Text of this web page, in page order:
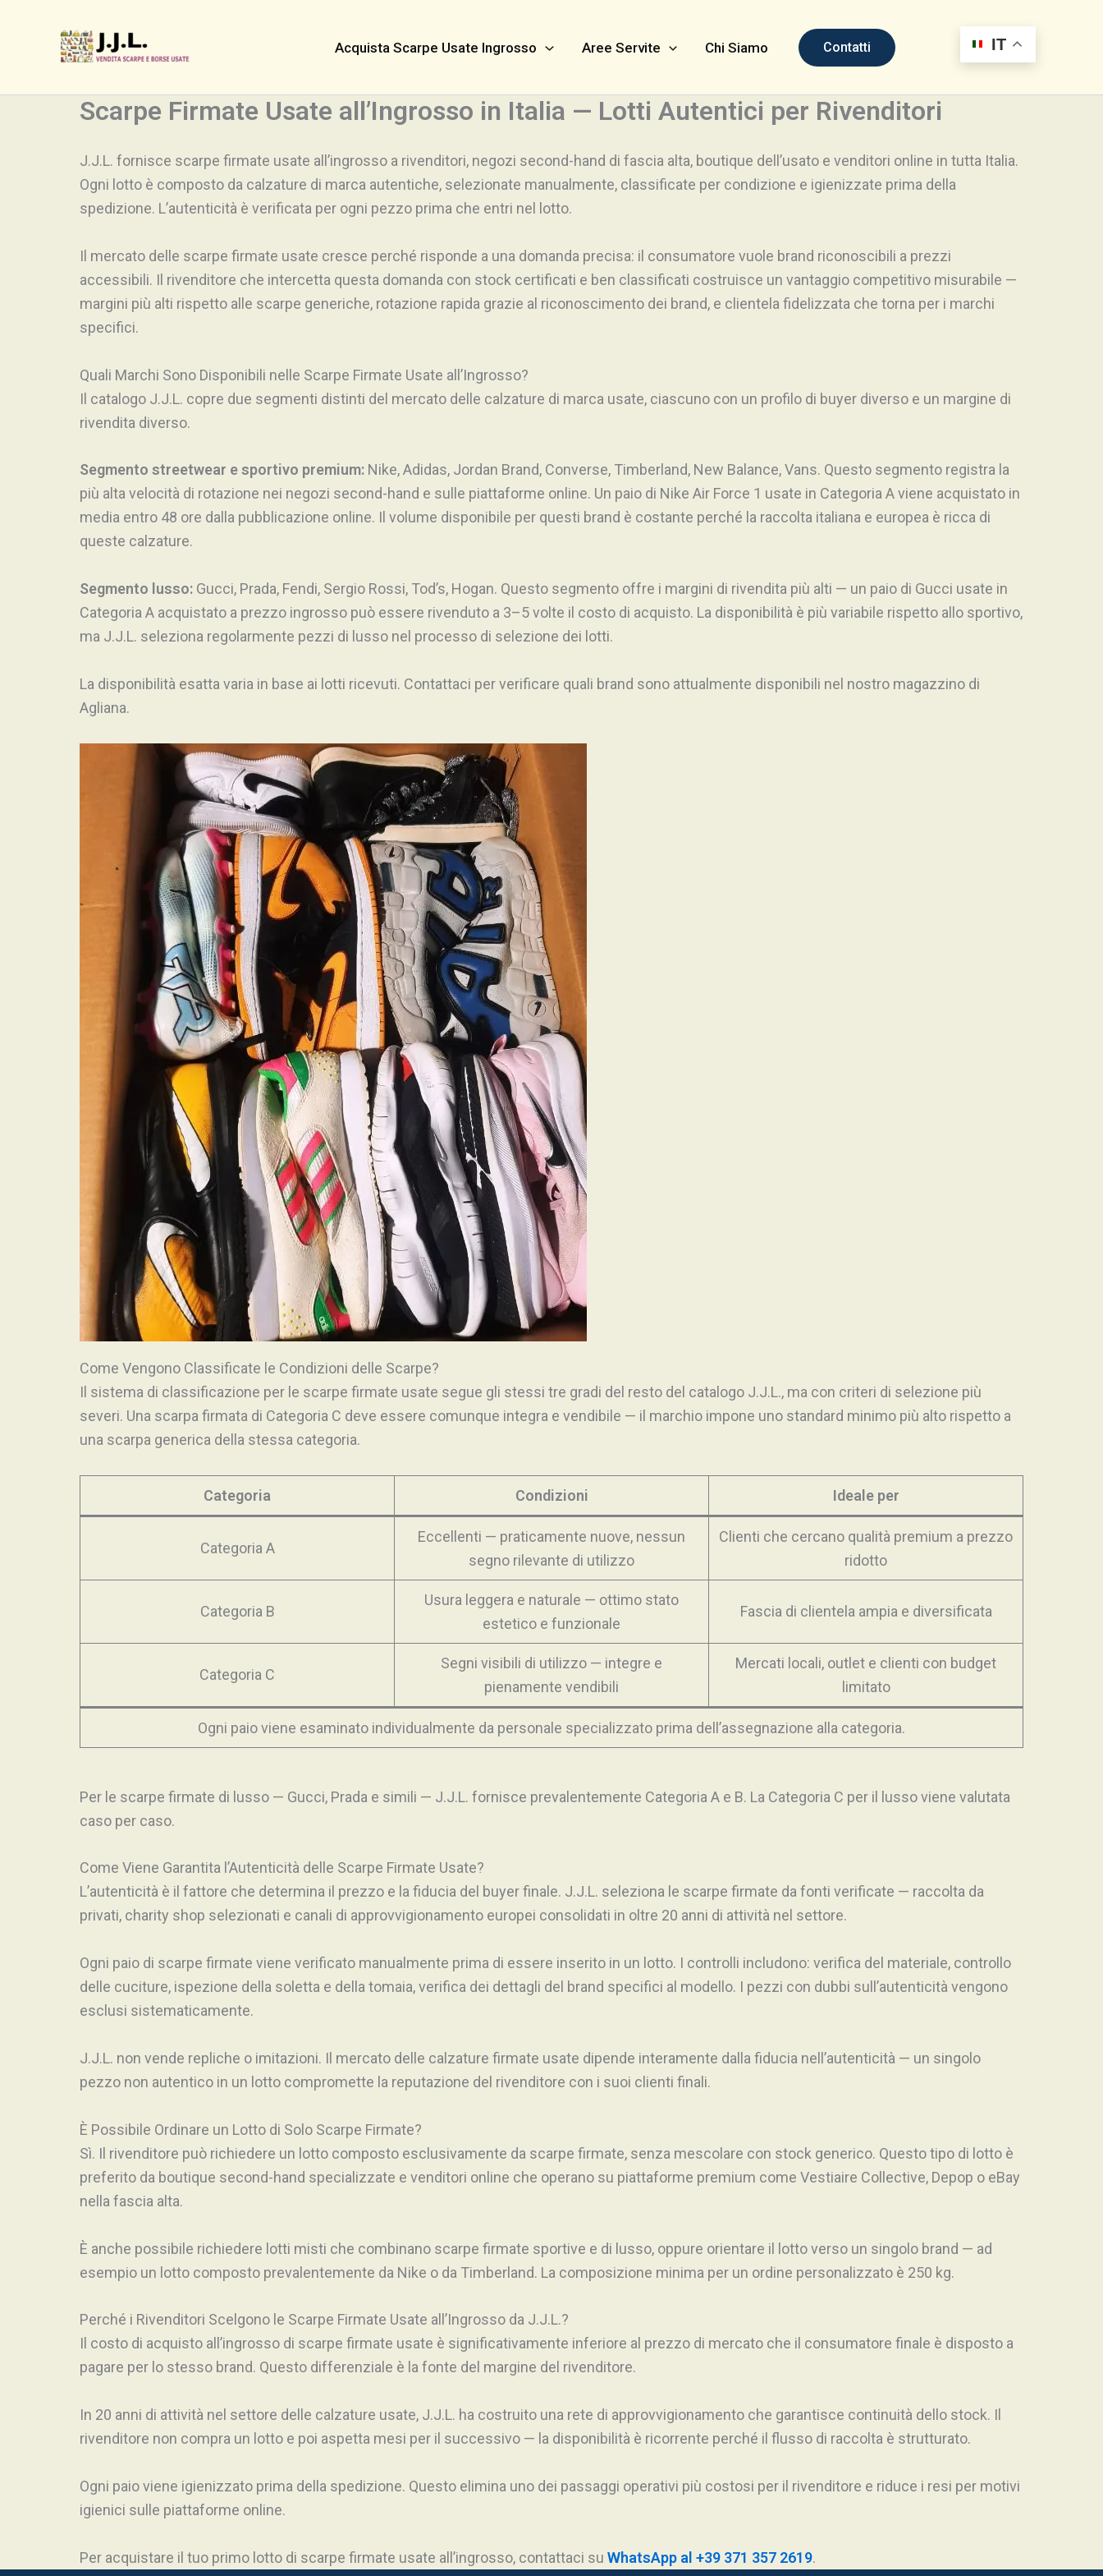
Acquista Scarpe Usate Ingrosso Aree Servite Chi Siamo Contatti IT
Scarpe Firmate Usate all’Ingrosso in Italia — Lotti Autentici per Rivenditori
J.J.L. fornisce scarpe firmate usate all’ingrosso a rivenditori, negozi second-hand di fascia alta, boutique dell’usato e venditori online in tutta Italia.
Ogni lotto è composto da calzature di marca autentiche, selezionate manualmente, classificate per condizione e igienizzate prima della
spedizione. L’autenticità è verificata per ogni pezzo prima che entri nel lotto.
Il mercato delle scarpe firmate usate cresce perché risponde a una domanda precisa: il consumatore vuole brand riconoscibili a prezzi
accessibili. Il rivenditore che intercetta questa domanda con stock certificati e ben classificati costruisce un vantaggio competitivo misurabile —
margini più alti rispetto alle scarpe generiche, rotazione rapida grazie al riconoscimento dei brand, e clientela fidelizzata che torna per i marchi
specifici.
Quali Marchi Sono Disponibili nelle Scarpe Firmate Usate all’Ingrosso?
Il catalogo J.J.L. copre due segmenti distinti del mercato delle calzature di marca usate, ciascuno con un profilo di buyer diverso e un margine di
rivendita diverso.
Segmento streetwear e sportivo premium: Nike, Adidas, Jordan Brand, Converse, Timberland, New Balance, Vans. Questo segmento registra la
più alta velocità di rotazione nei negozi second-hand e sulle piattaforme online. Un paio di Nike Air Force 1 usate in Categoria A viene acquistato in
media entro 48 ore dalla pubblicazione online. Il volume disponibile per questi brand è costante perché la raccolta italiana e europea è ricca di
queste calzature.
Segmento lusso: Gucci, Prada, Fendi, Sergio Rossi, Tod’s, Hogan. Questo segmento offre i margini di rivendita più alti — un paio di Gucci usate in
Categoria A acquistato a prezzo ingrosso può essere rivenduto a 3–5 volte il costo di acquisto. La disponibilità è più variabile rispetto allo sportivo,
ma J.J.L. seleziona regolarmente pezzi di lusso nel processo di selezione dei lotti.
La disponibilità esatta varia in base ai lotti ricevuti. Contattaci per verificare quali brand sono attualmente disponibili nel nostro magazzino di
Agliana.
Come Vengono Classificate le Condizioni delle Scarpe?
Il sistema di classificazione per le scarpe firmate usate segue gli stessi tre gradi del resto del catalogo J.J.L., ma con criteri di selezione più
severi. Una scarpa firmata di Categoria C deve essere comunque integra e vendibile — il marchio impone uno standard minimo più alto rispetto a
una scarpa generica della stessa categoria.
Categoria Condizioni Ideale per
Categoria A
Eccellenti — praticamente nuove, nessun
segno rilevante di utilizzo
Clienti che cercano qualità premium a prezzo
ridotto
Categoria B
Usura leggera e naturale — ottimo stato
estetico e funzionale
Fascia di clientela ampia e diversificata
Categoria C
Segni visibili di utilizzo — integre e
pienamente vendibili
Mercati locali, outlet e clienti con budget
limitato
Ogni paio viene esaminato individualmente da personale specializzato prima dell’assegnazione alla categoria.
Per le scarpe firmate di lusso — Gucci, Prada e simili — J.J.L. fornisce prevalentemente Categoria A e B. La Categoria C per il lusso viene valutata
caso per caso.
Come Viene Garantita l’Autenticità delle Scarpe Firmate Usate?
L’autenticità è il fattore che determina il prezzo e la fiducia del buyer finale. J.J.L. seleziona le scarpe firmate da fonti verificate — raccolta da
privati, charity shop selezionati e canali di approvvigionamento europei consolidati in oltre 20 anni di attività nel settore.
Ogni paio di scarpe firmate viene verificato manualmente prima di essere inserito in un lotto. I controlli includono: verifica del materiale, controllo
delle cuciture, ispezione della soletta e della tomaia, verifica dei dettagli del brand specifici al modello. I pezzi con dubbi sull’autenticità vengono
esclusi sistematicamente.
J.J.L. non vende repliche o imitazioni. Il mercato delle calzature firmate usate dipende interamente dalla fiducia nell’autenticità — un singolo
pezzo non autentico in un lotto compromette la reputazione del rivenditore con i suoi clienti finali.
È Possibile Ordinare un Lotto di Solo Scarpe Firmate?
Sì. Il rivenditore può richiedere un lotto composto esclusivamente da scarpe firmate, senza mescolare con stock generico. Questo tipo di lotto è
preferito da boutique second-hand specializzate e venditori online che operano su piattaforme premium come Vestiaire Collective, Depop o eBay
nella fascia alta.
È anche possibile richiedere lotti misti che combinano scarpe firmate sportive e di lusso, oppure orientare il lotto verso un singolo brand — ad
esempio un lotto composto prevalentemente da Nike o da Timberland. La composizione minima per un ordine personalizzato è 250 kg.
Perché i Rivenditori Scelgono le Scarpe Firmate Usate all’Ingrosso da J.J.L.?
Il costo di acquisto all’ingrosso di scarpe firmate usate è significativamente inferiore al prezzo di mercato che il consumatore finale è disposto a
pagare per lo stesso brand. Questo differenziale è la fonte del margine del rivenditore.
In 20 anni di attività nel settore delle calzature usate, J.J.L. ha costruito una rete di approvvigionamento che garantisce continuità dello stock. Il
rivenditore non compra un lotto e poi aspetta mesi per il successivo — la disponibilità è ricorrente perché il flusso di raccolta è strutturato.
Ogni paio viene igienizzato prima della spedizione. Questo elimina uno dei passaggi operativi più costosi per il rivenditore e riduce i resi per motivi
igienici sulle piattaforme online.
Per acquistare il tuo primo lotto di scarpe firmate usate all’ingrosso, contattaci su WhatsApp al +39 371 357 2619.